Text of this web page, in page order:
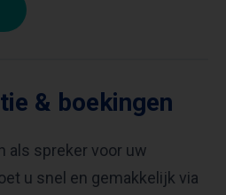
& boekingen
als spreker voor uw
u snel en gemakkelijk via